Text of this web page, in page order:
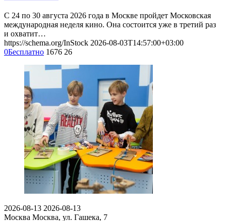
С 24 по 30 августа 2026 года в Москве пройдет Московская
международная неделя кино. Она состоится уже в третий раз
и охватит…
https://schema.org/InStock 2026-08-03T14:57:00+03:00
0Бесплатно 1676 26
2026-08-13 2026-08-13
Москва Москва, ул. Гашека, 7